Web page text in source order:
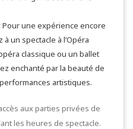
Pour une expérience encore
un spectacle à l’Opéra
classique ou un ballet
enchanté par la beauté de
artistiques.
aux parties privées de
les heures de spectacle.